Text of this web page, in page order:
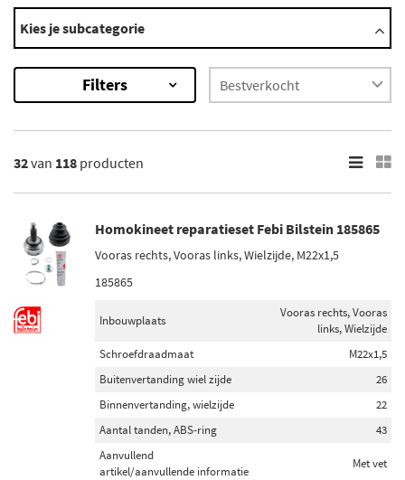
Modellen
100
200
400
45
×
118 Resultaten
Merk
Febi Bilstein (2)
Kavo Parts (4)
Kies je subcategorie
Filters
32van 118 producten
Homokineet reparatieset Febi Bilstein 185865
Vooras rechts, Vooras links, Wielzijde, M22x1,5
185865
Inbouwplaats
Vooras rechts, Vooras
links, Wielzijde
Schroefdraadmaat
M22x1,5
Buitenvertanding wiel zijde
26
Binnenvertanding, wielzijde
22
Aantal tanden, ABS-ring
43
Aanvullend
artikel/aanvullende informatie
Met vet